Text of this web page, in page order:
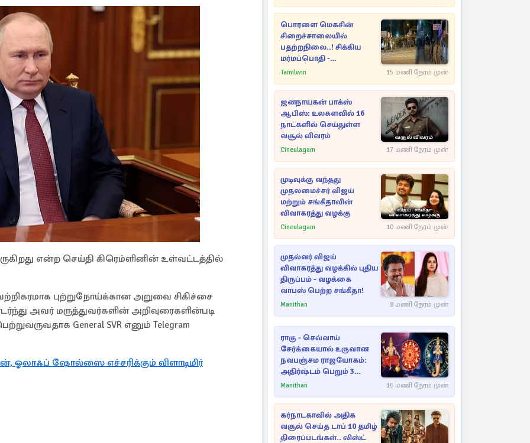
என்ற செய்தி கிரெம்ளினின் உள்வட்டத்தில்
புற்றுநோய்க்கான அறுவை சிகிச்சை
அவர் மருத்துவர்களின் அறிவுரைகளின்படி
General SVR எனும் Telegram
ஓலாஃப் ஷோல்ஸை எச்சரிக்கும் விளாடிமிர்
பொரளை மெகசின்
சிறைச்சாலையில்
பதற்றநிலை..! சிக்கிய
மர்மப்பொதி -
பின்னணியில் வெளியான
Tamilwin 15 மணி நேரம் முன்
ஜனநாயகன் பாக்ஸ்
ஆபிஸ்: உலகளவில் 16
நாட்களில் செய்துள்ள
வசூல் விவரம்
Cineulagam 17 மணி நேரம் முன்
முடிவுக்கு வந்தது
முதலமைச்சர் விஜய்
மற்றும் சங்கீதாவின்
விவாகரத்து வழக்கு
Cineulagam 10 மணி நேரம் முன்
முதல்வர் விஜய்
விவாகரத்து வழக்கில் புதிய
திருப்பம் - வழக்கை
வாபஸ் பெற்ற சங்கீதா!
Manithan 8 மணி நேரம் முன்
ராகு - செவ்வாய்
சேர்க்கையால் உருவான
நவபஞ்சம ராஜயோகம்:
அதிர்ஷ்டம் பெறும் 3
ராசிகள்!
Manithan 16 மணி நேரம் முன்
கர்நாடகாவில் அதிக
வசூல் செய்த டாப் 10 தமிழ்
திரைப்படங்கள்.. லிஸ்ட்